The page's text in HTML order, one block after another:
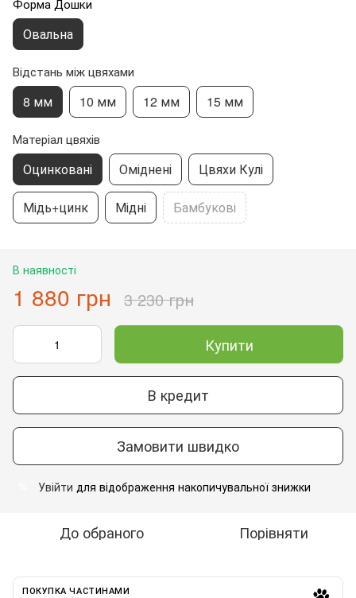
Овальна
Відстань між цвяхами
8 мм 10 мм 12 мм 15 мм
Матеріал цвяхів
Оцинковані Оміднені Цвяхи Кулі
Мідь+цинк Мідні Бамбукові
В наявності
1 880 грн 3 230 грн
Купити
В кредит
Замовити швидко
Увійти для відображення накопичувальної знижки
До обраного Порівняти
ПОКУПКА ЧАСТИНАМИ